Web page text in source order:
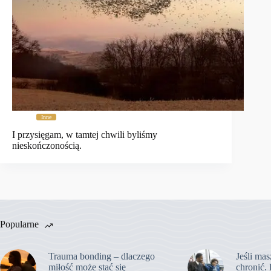
Inne
I przysięgam, w tamtej chwili byliśmy
nieskończonością.
Popularne
Trauma bonding – dlaczego
miłość może stać się
Jeśli
chronić.